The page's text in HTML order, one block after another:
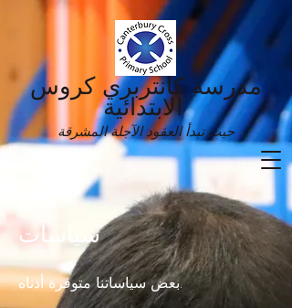
مدرسة كانتربري كروس
الابتدائية
حيث تبدأ العقود الآجلة المشرقة
سياسات
بعض سياساتنا متوفرة أدناه.